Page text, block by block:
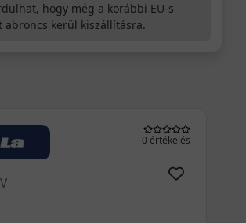
hogy még a korábbi EU-s
abroncs kerül kiszállításra.
0 értékelés